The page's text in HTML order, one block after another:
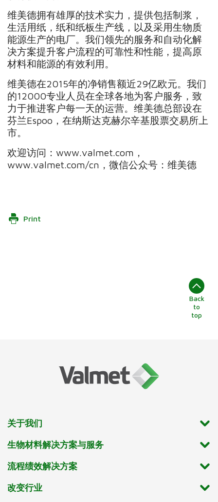
维美德拥有雄厚的技术实力，提供包括制浆，
生活用纸，纸和纸板生产线，以及采用生物质
能源生产的电厂。我们领先的服务和自动化解
决方案提升客户流程的可靠性和性能，提高原
材料和能源的有效利用。
维美德在2015年的净销售额近29亿欧元。我们
的12000专业人员在全球各地为客户服务，致
力于推进客户每一天的运营。维美德总部设在
芬兰Espoo，在纳斯达克赫尔辛基股票交易所上
市。
欢迎访问：www.valmet.com，
www.valmet.com/cn，微信公众号：维美德
Print
Back
to
top
关于我们
生物材料解决方案与服务
流程绩效解决方案
改变行业